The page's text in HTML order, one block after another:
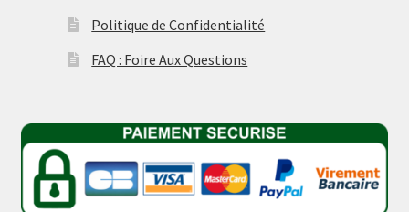
Politique de Confidentialité
FAQ : Foire Aux Questions